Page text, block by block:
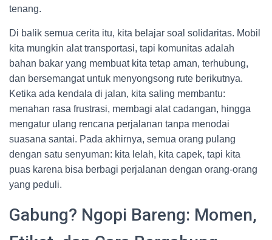
tenang.
Di balik semua cerita itu, kita belajar soal solidaritas. Mobil
kita mungkin alat transportasi, tapi komunitas adalah
bahan bakar yang membuat kita tetap aman, terhubung,
dan bersemangat untuk menyongsong rute berikutnya.
Ketika ada kendala di jalan, kita saling membantu:
menahan rasa frustrasi, membagi alat cadangan, hingga
mengatur ulang rencana perjalanan tanpa menodai
suasana santai. Pada akhirnya, semua orang pulang
dengan satu senyuman: kita lelah, kita capek, tapi kita
puas karena bisa berbagi perjalanan dengan orang-orang
yang peduli.
Gabung? Ngopi Bareng: Momen,